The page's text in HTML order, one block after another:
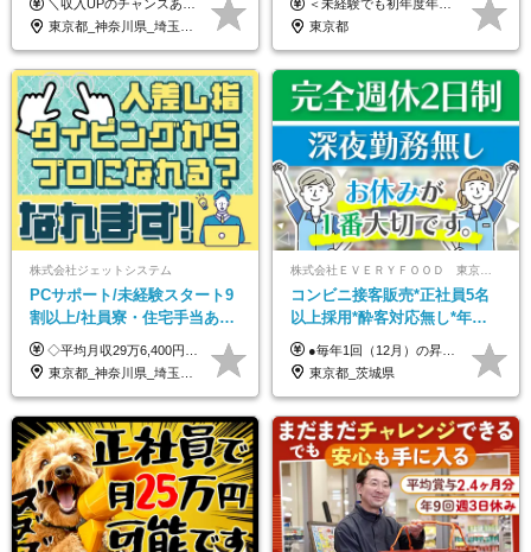
募者全員面接◆賞与年2回
＼収入UPのチャンスあり◎昇給も可能です！／ ◆正社員 月給(地域による）＋グレード手当、深夜手当、残業代（全額支給）等の各種手当＋賞与年2回 ＜東京都／神奈川県（横浜市）＞ 月給21万4000円～27万円 ＜埼玉県／千葉県＞ 月給19万90000円～25万1000円 ＜栃木県／茨城県／山梨県＞ 月給18万4000円～23万6000円 【試用期間】 正社員：3ヵ月 アルバイト：なし ※試用期間と本採用後の給与・待遇に差異はありません ※グレード手当、深夜手当の詳細額は面接にてご案内させていただきます ※正社員は60歳定年のため、60代の方は嘱託社員での採用です。給与条件は嘱託給与となり、退職金と賞与がありません ＼正社員は「グレード認定制」という評価あり！制度勤続年数等に応じて入社時から手当を支給／ ◆グレードI：＋2000円（入社時～） ◆グレードII：＋5000円（在籍1年以上＆当社基準に当てはまる方） ◆グレードIII：＋1万円（社内試験の合格者） ◆アルバイト・パート 東京都:時給1226円 神奈川県:時給1225円 千葉県：時給1140円 埼玉県:時給1141円 栃木県:1068円 茨城県:1074円 山梨県:1052円
東京都_神奈川県_埼玉県_千葉県_茨城県_栃木県_山梨県
UR直取引◆残業月10h
＜未経験でも初年度年収490万円～＞ ◆月給35万円～65万円＋賞与年2回（7月・12月） 【なぜ未経験に35万円を払えるのか】 UR都市機構様・日本郵政様・官公庁との直取引で中間マージンがなく、修繕・緊急対応だけで年4,000～5,000件。仕事が途切れない基盤があるため、調査を担う人材に相応の給与を支払えます。 【昇給について】 年齢や社歴ではなく、成長と貢献に応じて昇給する仕組みです。1回の昇給で年収100万円UPした社員もいます。 ※経験・スキルに応じて加給・優遇いたします ※試用期間3ヶ月（その間の給与・待遇に差異はありません） ※上記月給には、固定残業代（月45時間分／8.8万円～16.5万円）を含みます。超過分は別途全額支給します ※実際の残業は月平均10時間程度です。固定残業代は残業の有無にかかわらず全額支給します 【固定残業代について】 固定残業45時間分（88,000円～165,000円）を含む ※超過分は別途全額支給
東京都
株式会社ジェットシステム
PCサポート/未経験スタート9
割以上/社員寮・住宅手当あり/
正社員デビューOK/20代～30
代活躍中/全国募集
◇平均月収29万6,400円(各種手当含む) ◇住宅手当⇒最大家賃の半額支給 ◇賞与年2回支給 ■月給22万5,000円以上＋地域手当＋時間外手当＋住宅手当＋家族手当 ※経験やスキルに応じて給与を決定します ※試用期間2ヶ月あり（期間内は時給1,060円以上となります） └地域により上がる可能性があり／例：東京都時給1,370円 └その他待遇に差異なし ＜モデル月収例＞ 1年目：296,400円 3年目：320,000円 【固定残業代について】 なし（残業代は、実際の労働時間に応じて別途全額支給）
東京都_神奈川県_埼玉県_千葉県_大阪府_愛知県_北海道_青森県_岩手県_宮城県_秋田県_山形県_福島県_茨城県_群馬県_新潟県_山梨県_長野県_富山県_石川県_静岡県_岐阜県_三重県_兵庫県_京都府_滋賀県_奈良県_和歌山県_広島県_岡山県_鳥取県_島根県_山口県_徳島県_香川県_愛媛県_高知県_福岡県_熊本県_佐賀県_長崎県_大分県_宮崎県_沖縄県
コンビニ接客販売*正社員5名
以上採用*酔客対応無し*年休
120日～*創業59年の安定基盤*
コンビニ経験者優遇
●毎年1回（12月）の昇給で給与にしっかり反映！ ●賞与年2回あり（6月・12月） 月給26万円＋賞与年2回＋交通費全額支給 役職の有無にかかわらず、日々の頑張りは正当に評価します！ リーダー・店長昇格後は等級に合わせて給与UP＋役職手当があるので、 納得感を持って働くことができます◎ ※経験・スキルを考慮の上、決定します ※上記金額には固定残業代（21時間分・3万7300円以上）を含みます。超過分は別途全額支給します ※試用期間3ヶ月間あり（期間中の給与・待遇に差異はありません）
東京都_茨城県